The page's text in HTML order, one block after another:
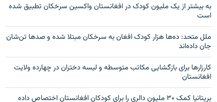
به بیشتر از یک ملیون کودک در افغانستان واکسین سرخکان تطبیق شده
است
ملل متحد: ده‌ها هزار کودک افغان به سرخکان مبتلا شده و صدها تن‌شان
جان داده‌اند
کارزارها برای بازگشایی مکاتب متوسطه و لیسه دختران در چهارده ولایت
افغانستان
بریتانیا کمک ۳۰ ملیون دالری را برای کودکان افغانستان اختصاص داده